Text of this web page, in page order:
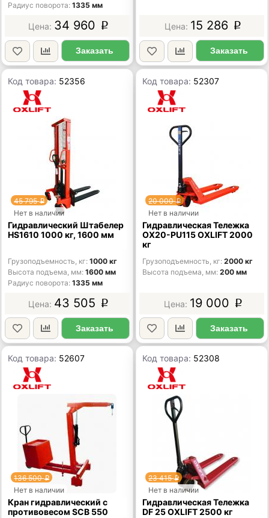
Радиус поворота 1335 мм
34 960 p
Заказать
15 286 p
Заказать
Код товара: 52356
45 795p
Нет в наличии
Гидравлический Штабелер
HS1610 1000 кг, 1600 мм
Грузоподъемность, кг 1000 кг
Высота подъема, мм 1600 мм
Радиус поворота 1335 мм
43 505 p
Заказать
Код товара: 52307
20 000p
Нет в наличии
Гидравлическая Тележка
OX20-PU115 OXLIFT 2000
кг
Грузоподъемность, кг 2000 кг
Высота подъема, мм 200 мм
19 000 p
Заказать
Код товара: 52607
136 500p
Нет в наличии
Кран гидравлический с
противовесом SCB 550
Код товара: 52308
23 415p
Нет в наличии
Гидравлическая Тележка
DF 25 OXLIFT 2500 кг